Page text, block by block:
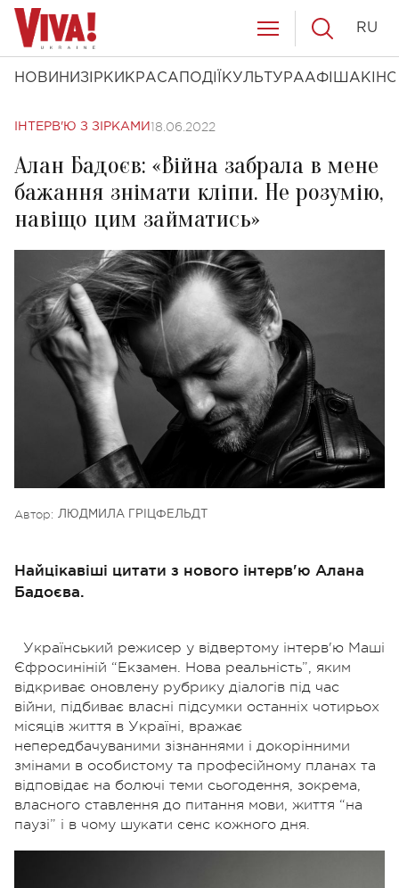
НОВИНИ ЗІРКИ КРАСА ПОДІЇ КУЛЬТУРААФІША КІНО
RU
ІНТЕРВ'Ю З ЗІРКАМИ 18.06.2022
Алан Бадоєв: «Війна забрала в мене
бажання знімати кліпи. Не розумію,
навіщо цим займатись»
Автор: ЛЮДМИЛА ГРІЦФЕЛЬДТ
Найцікавіші цитати з нового інтерв'ю Алана
Бадоєва.
Український режисер у відвертому інтерв'ю Маші
Єфросиніній “Екзамен. Нова реальність”, яким
відкриває оновлену рубрику діалогів під час
війни, підбиває власні підсумки останніх чотирьох
місяців життя в Україні, вражає
непередбачуваними зізнаннями і докорінними
змінами в особистому та професійному планах та
відповідає на болючі теми сьогодення, зокрема,
власного ставлення до питання мови, життя “на
паузі” і в чому шукати сенс кожного дня.